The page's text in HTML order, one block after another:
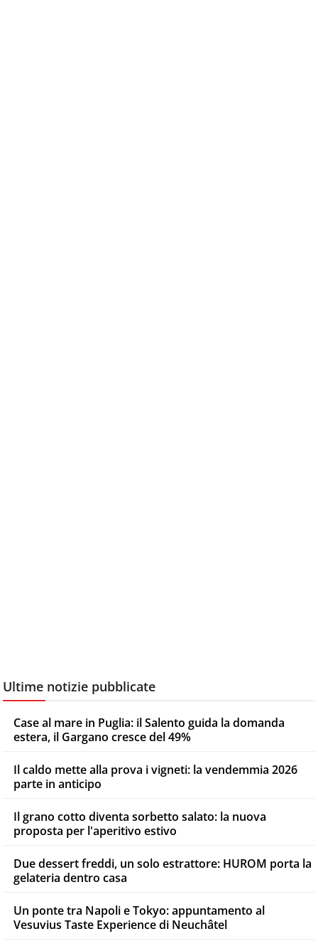
Ultime notizie pubblicate
Case al mare in Puglia: il Salento guida la domanda
estera, il Gargano cresce del 49%
Il caldo mette alla prova i vigneti: la vendemmia 2026
parte in anticipo
Il grano cotto diventa sorbetto salato: la nuova
proposta per l'aperitivo estivo
Due dessert freddi, un solo estrattore: HUROM porta la
gelateria dentro casa
Un ponte tra Napoli e Tokyo: appuntamento al
Vesuvius Taste Experience di Neuchâtel